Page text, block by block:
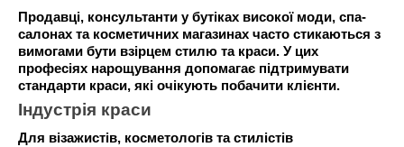
Продавці, консультанти у бутіках високої моди, спа-
салонах та косметичних магазинах часто стикаються з
вимогами бути взірцем стилю та краси. У цих
професіях нарощування допомагає підтримувати
стандарти краси, які очікують побачити клієнти.
Індустрія краси
Для візажистів, косметологів та стилістів